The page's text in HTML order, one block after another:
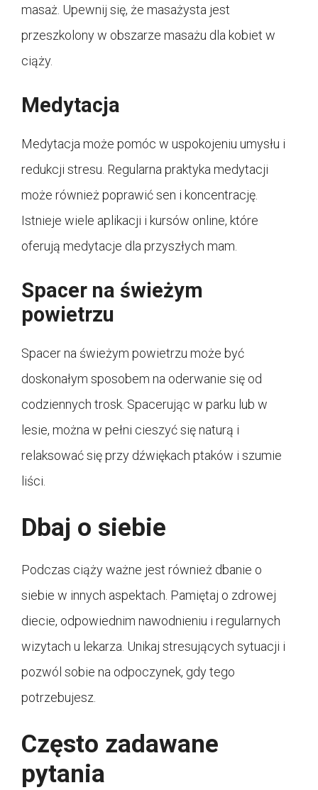
masaż. Upewnij się, że masażysta jest
przeszkolony w obszarze masażu dla kobiet w
ciąży.
Medytacja
Medytacja może pomóc w uspokojeniu umysłu i
redukcji stresu. Regularna praktyka medytacji
może również poprawić sen i koncentrację.
Istnieje wiele aplikacji i kursów online, które
oferują medytacje dla przyszłych mam.
Spacer na świeżym
powietrzu
Spacer na świeżym powietrzu może być
doskonałym sposobem na oderwanie się od
codziennych trosk. Spacerując w parku lub w
lesie, można w pełni cieszyć się naturą i
relaksować się przy dźwiękach ptaków i szumie
liści.
Dbaj o siebie
Podczas ciąży ważne jest również dbanie o
siebie w innych aspektach. Pamiętaj o zdrowej
diecie, odpowiednim nawodnieniu i regularnych
wizytach u lekarza. Unikaj stresujących sytuacji i
pozwól sobie na odpoczynek, gdy tego
potrzebujesz.
Często zadawane
pytania